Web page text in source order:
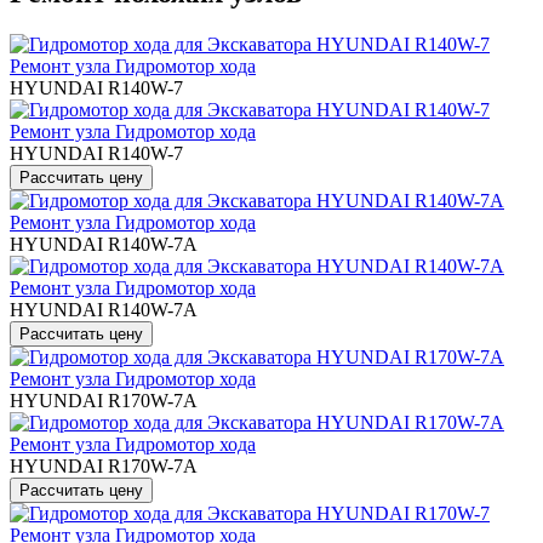
Ремонт узла Гидромотор хода
HYUNDAI R140W-7
Ремонт узла Гидромотор хода
HYUNDAI R140W-7
Ремонт узла Гидромотор хода
HYUNDAI R140W-7A
Ремонт узла Гидромотор хода
HYUNDAI R140W-7A
Ремонт узла Гидромотор хода
HYUNDAI R170W-7A
Ремонт узла Гидромотор хода
HYUNDAI R170W-7A
Ремонт узла Гидромотор хода